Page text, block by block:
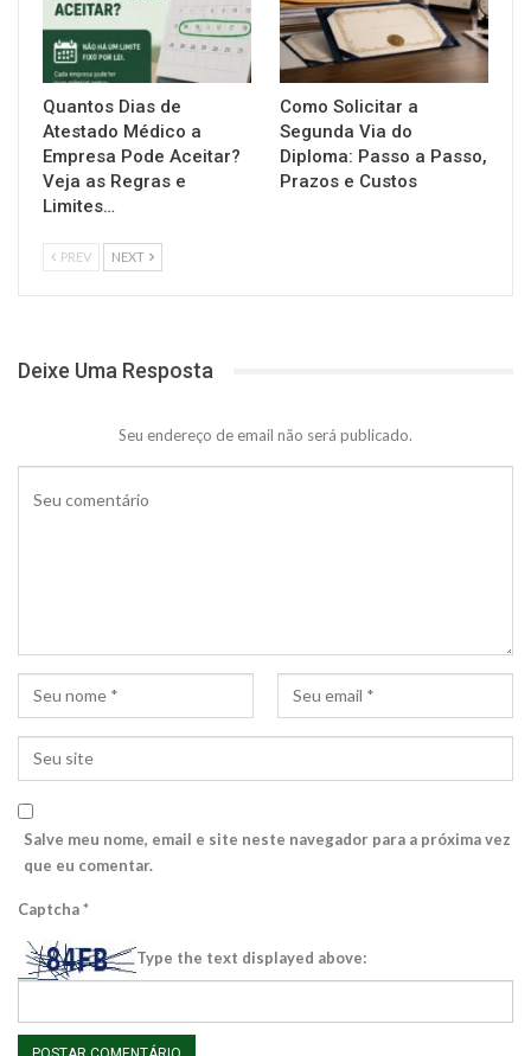
Quantos Dias de
Atestado Médico a
Empresa Pode Aceitar?
Veja as Regras e
Limites…
Como Solicitar a
Segunda Via do
Diploma: Passo a Passo,
Prazos e Custos
PREV NEXT
Deixe Uma Resposta
Seu endereço de email não será publicado.
Salve meu nome, email e site neste navegador para a próxima vez
que eu comentar.
Captcha*
Type the text displayed above: